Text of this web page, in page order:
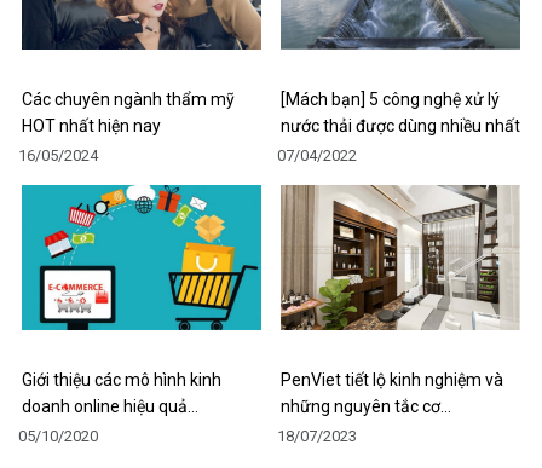
Các chuyên ngành thẩm mỹ
HOT nhất hiện nay
16/05/2024
[Mách bạn] 5 công nghệ xử lý
nước thải được dùng nhiều nhất
07/04/2022
Giới thiệu các mô hình kinh
doanh online hiệu quả…
05/10/2020
PenViet tiết lộ kinh nghiệm và
những nguyên tắc cơ…
18/07/2023